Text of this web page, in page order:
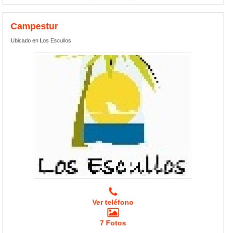
Campestur
Ubicado en Los Escullos
Ver teléfono
7 Fotos